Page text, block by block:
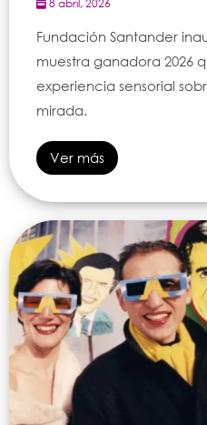
8 abril, 2026
Fundación Santander
muestra ganadora 2026
experiencia sensorial
mirada.
Ver más